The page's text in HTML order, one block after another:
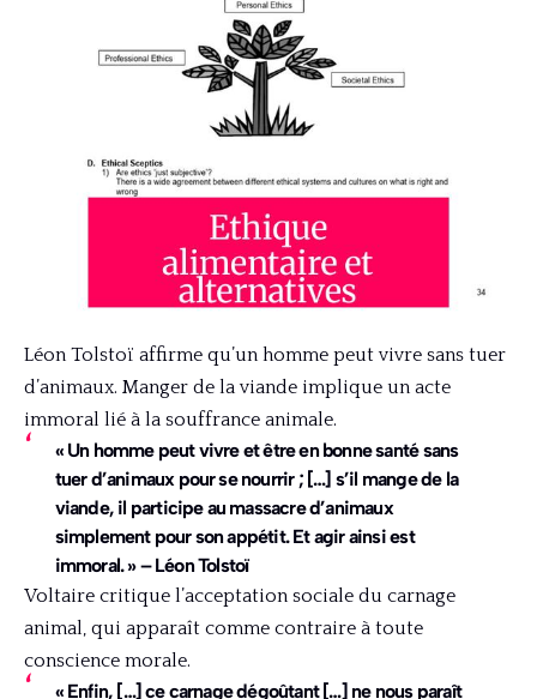
Léon Tolstoï affirme qu’un homme peut vivre sans tuer
d’animaux. Manger de la viande implique un acte
immoral lié à la souffrance animale.
« Un homme peut vivre et être en bonne santé sans
tuer d’animaux pour se nourrir ; […] s’il mange de la
viande, il participe au massacre d’animaux
simplement pour son appétit. Et agir ainsi est
immoral. » – Léon Tolstoï
Voltaire critique l’acceptation sociale du carnage
animal, qui apparaît comme contraire à toute
conscience morale.
« Enfin, […] ce carnage dégoûtant […] ne nous paraît